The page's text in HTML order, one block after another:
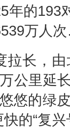
年的193
万人
长，由
公里延
悠的绿
快的“复